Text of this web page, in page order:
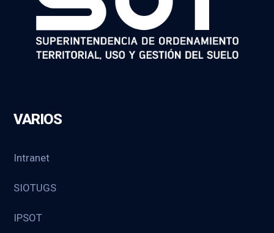
VARIOS
Intranet
SIOTUGS
IPSOT